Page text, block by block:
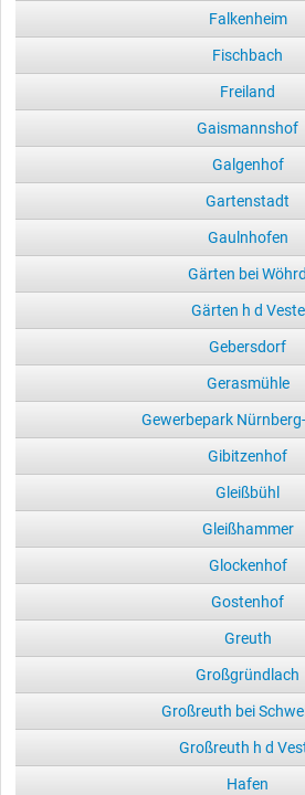
Falkenheim
Fischbach
Freiland
Gaismannshof
Galgenhof
Gartenstadt
Gaulnhofen
Gärten bei Wöhrd
Gärten h d Veste
Gebersdorf
Gerasmühle
Gewerbepark
Gibitzenhof
Gleißbühl
Gleißhammer
Glockenhof
Gostenhof
Greuth
Großgründlach
Großreuth bei
Großreuth h d
Hafen